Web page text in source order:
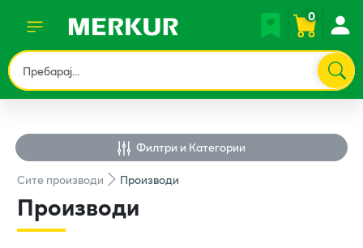
0
Филтри и Категории
Ситепроизводи Производи
Производи